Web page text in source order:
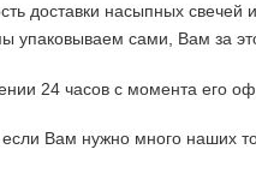
доставки насыпных свечей
упаковываем сами, Вам за
24 часов с момента его
Вам нужно много наших